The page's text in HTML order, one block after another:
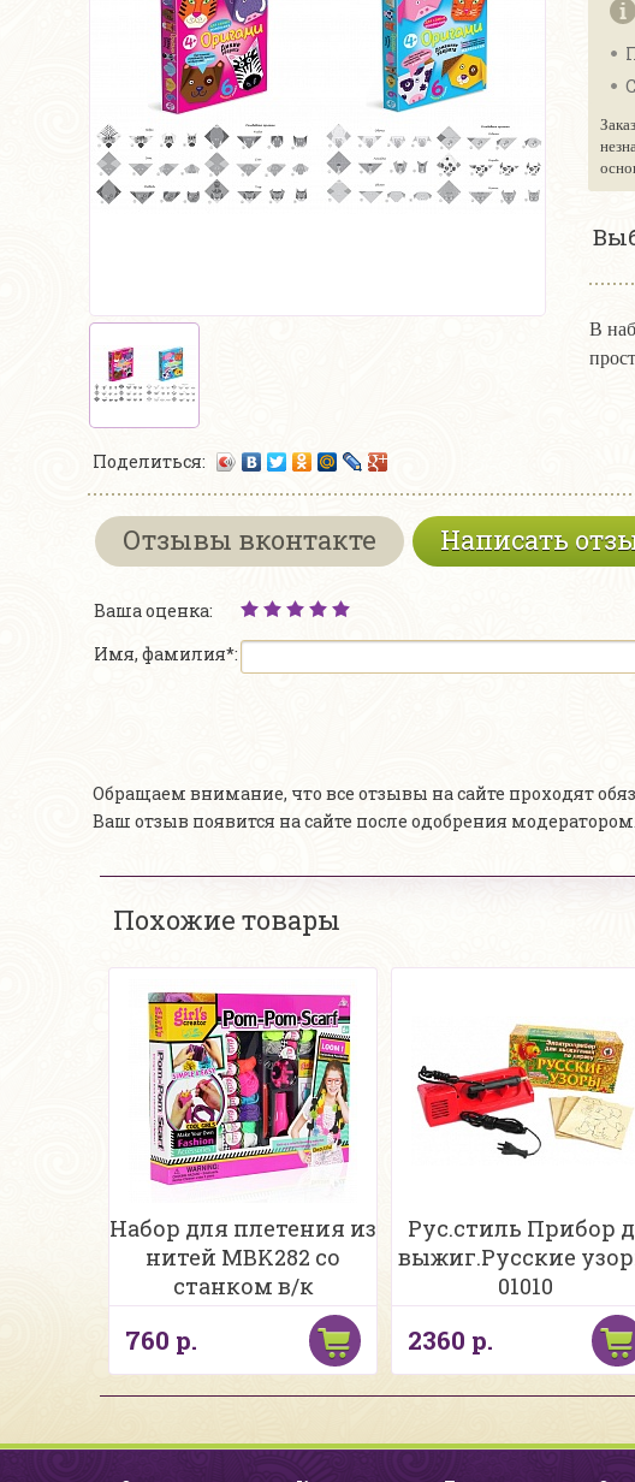
Поделиться:
В
Отзывы вконтакте Написать
Ваша оценка:
Имя, фамилия*:
Обращаем внимание, что все отзывы на сайте проходят
Ваш отзыв появится на сайте после одобрения модератором.
Похожие товары
Набор для плетения из
нитей MBK282 со
станком в/к
760 р.
Рус.стиль Прибор
выжиг.Русские
01010
2360 р.